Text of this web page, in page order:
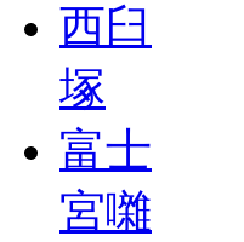
西臼
塚
富士
宮囃